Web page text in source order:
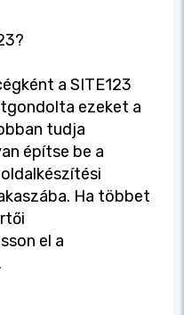
a SITE123
ezeket a
tudja
építse be a
Ha többet
el a